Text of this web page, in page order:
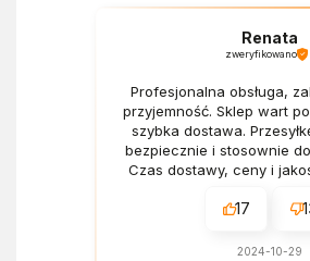
Renata
zweryfikowano
Profesjonalna obsługa,
przyjemność. Sklep wart
szybka dostawa.
bezpiecznie i stosownie
Czas dostawy, ceny i
17
2024-10-29